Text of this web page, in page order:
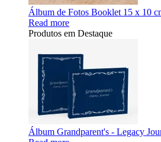
Álbum de Fotos Booklet 15 x 10
Read more
Produtos em Destaque
Álbum Grandparent's - Legacy